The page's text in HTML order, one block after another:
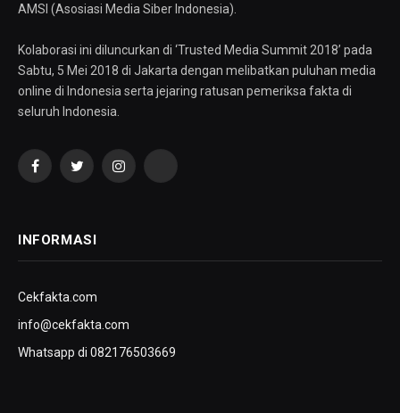
AMSI (Asosiasi Media Siber Indonesia).
Kolaborasi ini diluncurkan di ‘Trusted Media Summit 2018’ pada
Sabtu, 5 Mei 2018 di Jakarta dengan melibatkan puluhan media
online di Indonesia serta jejaring ratusan pemeriksa fakta di
seluruh Indonesia.
FacebookTwitterInstagramYouTube
INFORMASI
Cekfakta.com
info@cekfakta.com
Whatsapp di 082176503669